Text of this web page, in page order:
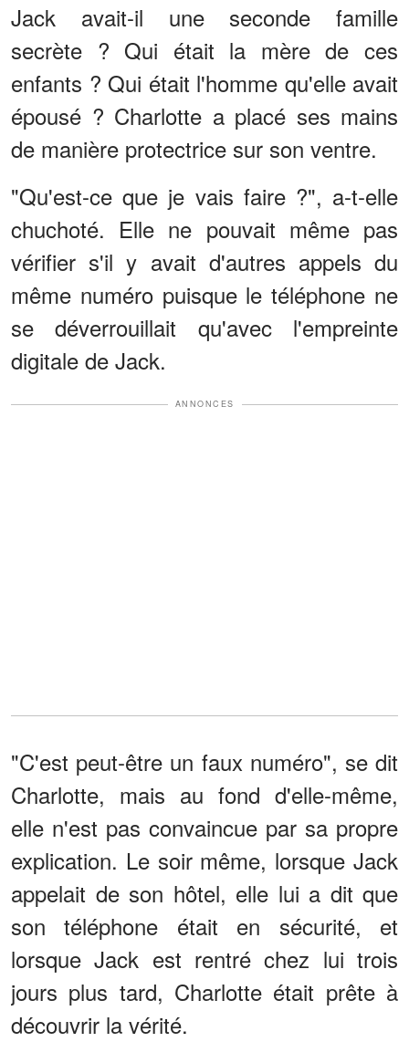
Jack avait-il une seconde famille
secrète ? Qui était la mère de ces
enfants ? Qui était l'homme qu'elle avait
épousé ? Charlotte a placé ses mains
de manière protectrice sur son ventre.
"Qu'est-ce que je vais faire ?", a-t-elle
chuchoté. Elle ne pouvait même pas
vérifier s'il y avait d'autres appels du
même numéro puisque le téléphone ne
se déverrouillait qu'avec l'empreinte
digitale de Jack.
ANNONCES
"C'est peut-être un faux numéro", se dit
Charlotte, mais au fond d'elle-même,
elle n'est pas convaincue par sa propre
explication. Le soir même, lorsque Jack
appelait de son hôtel, elle lui a dit que
son téléphone était en sécurité, et
lorsque Jack est rentré chez lui trois
jours plus tard, Charlotte était prête à
découvrir la vérité.